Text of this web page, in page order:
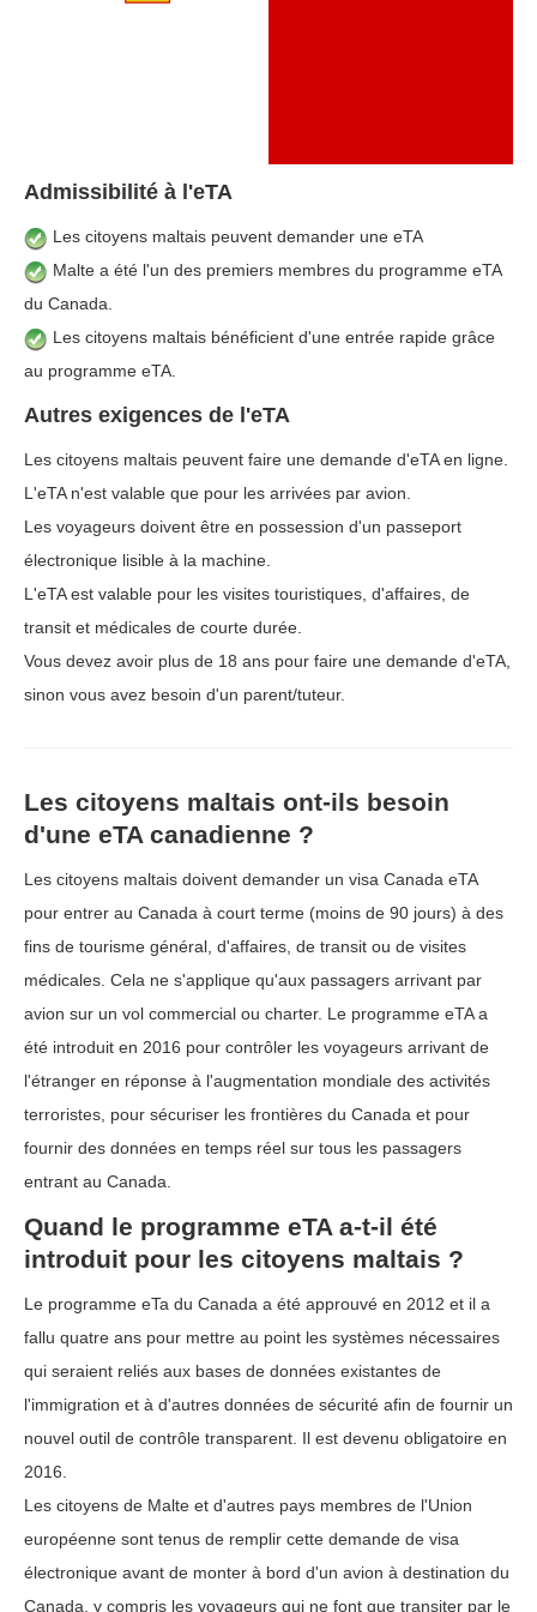
Admissibilité à l'eTA
Les citoyens maltais peuvent demander une eTA
Malte a été l'un des premiers membres du programme eTA
du Canada.
Les citoyens maltais bénéficient d'une entrée rapide grâce
au programme eTA.
Autres exigences de l'eTA
Les citoyens maltais peuvent faire une demande d'eTA en ligne.
L'eTA n'est valable que pour les arrivées par avion.
Les voyageurs doivent être en possession d'un passeport
électronique lisible à la machine.
L'eTA est valable pour les visites touristiques, d'affaires, de
transit et médicales de courte durée.
Vous devez avoir plus de 18 ans pour faire une demande d'eTA,
sinon vous avez besoin d'un parent/tuteur.
Les citoyens maltais ont-ils besoin
d'une eTA canadienne ?
Les citoyens maltais doivent demander un visa Canada eTA
pour entrer au Canada à court terme (moins de 90 jours) à des
fins de tourisme général, d'affaires, de transit ou de visites
médicales. Cela ne s'applique qu'aux passagers arrivant par
avion sur un vol commercial ou charter. Le programme eTA a
été introduit en 2016 pour contrôler les voyageurs arrivant de
l'étranger en réponse à l'augmentation mondiale des activités
terroristes, pour sécuriser les frontières du Canada et pour
fournir des données en temps réel sur tous les passagers
entrant au Canada.
Quand le programme eTA a-t-il été
introduit pour les citoyens maltais ?
Le programme eTa du Canada a été approuvé en 2012 et il a
fallu quatre ans pour mettre au point les systèmes nécessaires
qui seraient reliés aux bases de données existantes de
l'immigration et à d'autres données de sécurité afin de fournir un
nouvel outil de contrôle transparent. Il est devenu obligatoire en
2016.
Les citoyens de Malte et d'autres pays membres de l'Union
européenne sont tenus de remplir cette demande de visa
électronique avant de monter à bord d'un avion à destination du
Canada, y compris les voyageurs qui ne font que transiter par le